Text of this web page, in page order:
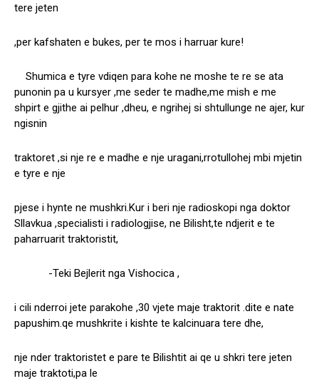
tere jeten
,per kafshaten e bukes, per te mos i harruar kure!
Shumica e tyre vdiqen para kohe ne moshe te re se ata
punonin pa u kursyer ,me seder te madhe,me mish e me
shpirt e gjithe ai pelhur ,dheu, e ngrihej si shtullunge ne ajer, kur
ngisnin
traktoret ,si nje re e madhe e nje uragani,rrotullohej mbi mjetin
e tyre e nje
pjese i hynte ne mushkri.Kur i beri nje radioskopi nga doktor
Sllavkua ,specialisti i radiologjise, ne Bilisht,te ndjerit e te
paharruarit traktoristit,
-Teki Bejlerit nga Vishocica ,
i cili nderroi jete parakohe ,30 vjete maje traktorit .dite e nate
papushim.qe mushkrite i kishte te kalcinuara tere dhe,
nje nder traktoristet e pare te Bilishtit ai qe u shkri tere jeten
maje traktoti,pa le